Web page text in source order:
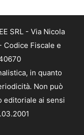
SRL - Via Nicola
Codice Fiscale e
in quanto
Non può
editoriale ai sensi